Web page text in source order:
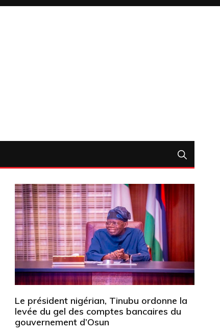
Le président nigérian, Tinubu ordonne la
levée du gel des comptes bancaires du
gouvernement d’Osun